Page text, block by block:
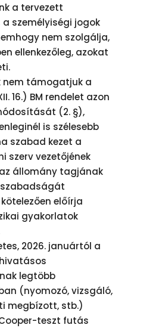
a tervezett
személyiségi jogok
nem szolgálja,
ellenkezőleg, azokat
nem támogatjuk a
16.) BM rendelet azon
(2. §),
is szélesebb
szabad kezet a
szerv vezetőjének
állomány tagjának
előírja
gyakorlatok
2026. januártól a
legtöbb
(nyomozó, vizsgáló,
megbízott, stb.)
teszt futás